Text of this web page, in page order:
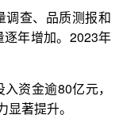
调查、品质测报和
年增加。2023年
资金逾80亿元，
著提升。